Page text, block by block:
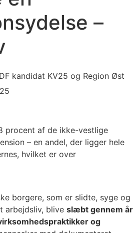
–
kandidat KV25 og Region Øst
procent af de ikke-vestlige
– en andel, der ligger hele
hvilket er over
borgere, som er slidte, syge og
arbejdsliv, blive slæbt gennem år
og